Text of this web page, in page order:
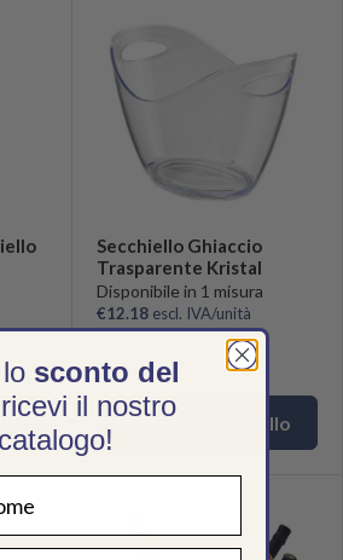
Secchiello Ghiaccio
Trasparente Kristal
Disponibile in 1 misura
€12.18 escl. IVA/unità
Aggiungi al carrello
sconto del
il nostro